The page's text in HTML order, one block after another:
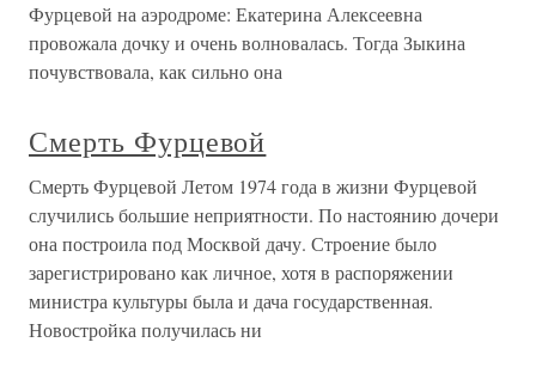
Фурцевой на аэродроме: Екатерина Алексеевна
провожала дочку и очень волновалась. Тогда Зыкина
почувствовала, как сильно она
Смерть Фурцевой
Смерть Фурцевой Летом 1974 года в жизни Фурцевой
случились большие неприятности. По настоянию дочери
она построила под Москвой дачу. Строение было
зарегистрировано как личное, хотя в распоряжении
министра культуры была и дача государственная.
Новостройка получилась ни